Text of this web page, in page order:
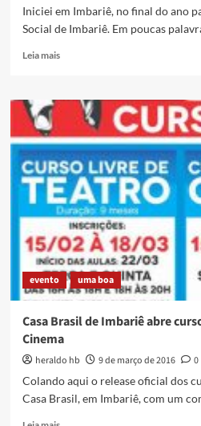
Iniciei em Imbariê, no final do ano
Social de Imbariê. Em poucas
Leia maisRead
Projeto
Memória
de
Imbariê
evento uma boa
Casa Brasil de Imbariê abre
Cinema
heraldo hb 9 de março de 2016
0
Colando aqui o release oficial dos
Casa Brasil, em Imbariê, com um
Read